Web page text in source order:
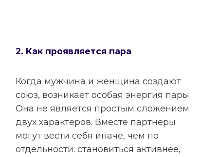
2. Как проявляется пара
Когда мужчина и женщина создают
союз, возникает особая энергия пары.
Она не является простым сложением
двух характеров. Вместе партнеры
могут вести себя иначе, чем по
отдельности: становиться активнее,